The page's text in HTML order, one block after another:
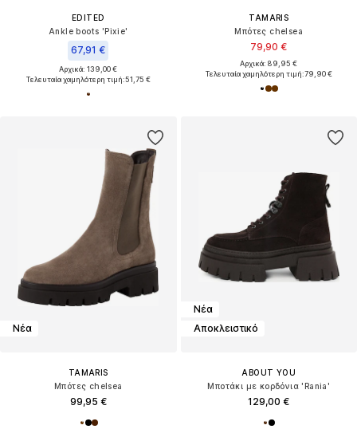
EDITED
Ankle boots 'Pixie'
67,91 €
Αρχικά: 139,00 €
Τελευταία χαμηλότερη τιμή:51,75 €
TAMARIS
Μπότες chelsea
79,90 €
Αρχικά: 89,95 €
Τελευταία χαμηλότερη τιμή:79,90 €
Νέα
TAMARIS
Μπότες chelsea
99,95 €
Νέα
Αποκλειστικό
ABOUT YOU
Μποτάκι με κορδόνια 'Rania'
129,00 €